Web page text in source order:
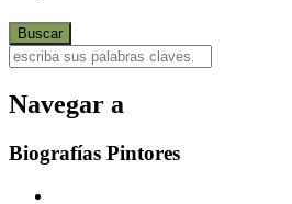
Navegar a
Biografías Pintores